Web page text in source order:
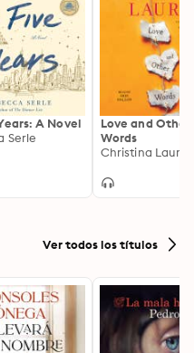
who is her one true
truly?
A Novel
Serle
Love and Other
Words
Christina
Ver todos los títulos